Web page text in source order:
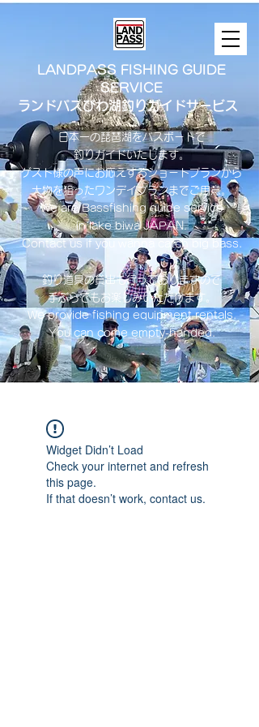
LANDPASS FISHING GUIDE
SERVICE
ランドパスびわ湖釣りガイドサービス
日本一の琵琶湖をバスボートで
釣りガイドいたします。
​ゲスト様の声にお応えするショートプランから
大物を狙ったワンデイプランまでご用意。
​We are Bassfishing guide service
in lake biwa ​JAPAN.
Contact us if you wanna catch big bass.
釣り道具の貸出も行っておりますので
手ぶらでもお楽しみいただけます。
We provide fishing equipment rentals.
You can come empty-handed.
Widget Didn’t Load
Check your internet and refresh
this page.
If that doesn’t work, contact us.